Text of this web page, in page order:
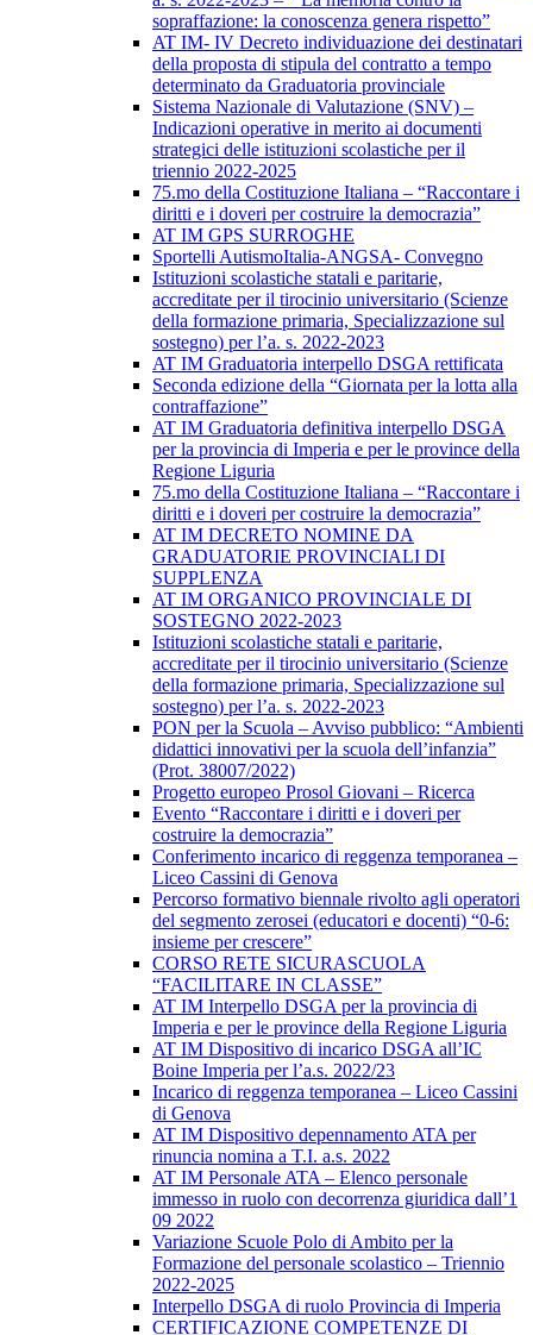
sopraffazione: la conoscenza genera rispetto”
AT IM- IV Decreto individuazione dei destinatari
della proposta di stipula del contratto a tempo
determinato da Graduatoria provinciale
Sistema Nazionale di Valutazione (SNV) –
Indicazioni operative in merito ai documenti
strategici delle istituzioni scolastiche per il
triennio 2022-2025
75.mo della Costituzione Italiana – “Raccontare i
diritti e i doveri per costruire la democrazia”
AT IM GPS SURROGHE
Sportelli AutismoItalia-ANGSA- Convegno
Istituzioni scolastiche statali e paritarie,
accreditate per il tirocinio universitario (Scienze
della formazione primaria, Specializzazione sul
sostegno) per l’a. s. 2022-2023
AT IM Graduatoria interpello DSGA rettificata
Seconda edizione della “Giornata per la lotta alla
contraffazione”
AT IM Graduatoria definitiva interpello DSGA
per la provincia di Imperia e per le province della
Regione Liguria
75.mo della Costituzione Italiana – “Raccontare i
diritti e i doveri per costruire la democrazia”
AT IM DECRETO NOMINE DA
GRADUATORIE PROVINCIALI DI
SUPPLENZA
AT IM ORGANICO PROVINCIALE DI
SOSTEGNO 2022-2023
Istituzioni scolastiche statali e paritarie,
accreditate per il tirocinio universitario (Scienze
della formazione primaria, Specializzazione sul
sostegno) per l’a. s. 2022-2023
PON per la Scuola – Avviso pubblico: “Ambienti
didattici innovativi per la scuola dell’infanzia”
(Prot. 38007/2022)
Progetto europeo Prosol Giovani – Ricerca
Evento “Raccontare i diritti e i doveri per
costruire la democrazia”
Conferimento incarico di reggenza temporanea –
Liceo Cassini di Genova
Percorso formativo biennale rivolto agli operatori
del segmento zerosei (educatori e docenti) “0-6:
insieme per crescere”
CORSO RETE SICURASCUOLA
“FACILITARE IN CLASSE”
AT IM Interpello DSGA per la provincia di
Imperia e per le province della Regione Liguria
AT IM Dispositivo di incarico DSGA all’IC
Boine Imperia per l’a.s. 2022/23
Incarico di reggenza temporanea – Liceo Cassini
di Genova
AT IM Dispositivo depennamento ATA per
rinuncia nomina a T.I. a.s. 2022
AT IM Personale ATA – Elenco personale
immesso in ruolo con decorrenza giuridica dall’1
09 2022
Variazione Scuole Polo di Ambito per la
Formazione del personale scolastico – Triennio
2022-2025
Interpello DSGA di ruolo Provincia di Imperia
CERTIFICAZIONE COMPETENZE DI